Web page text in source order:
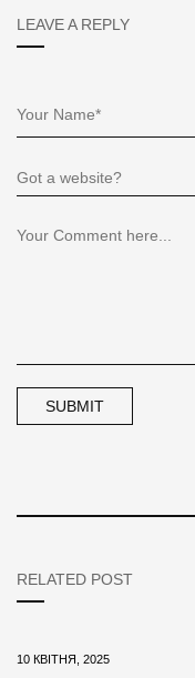
LEAVE A REPLY
RELATED POST
10 КВІТНЯ, 2025